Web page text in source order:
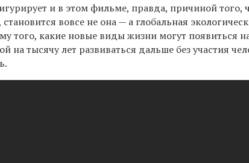
и в этом фильме, правда, причиной того,
вовсе не она — а глобальная
того, какие новые виды жизни могут появиться
на тысячу лет развиваться дальше без участия